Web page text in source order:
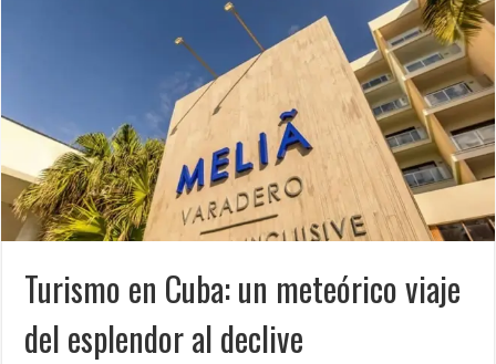
Turismo en Cuba: un meteórico viaje
del esplendor al declive